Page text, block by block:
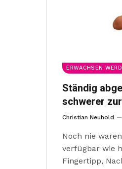
ERWACHSEN
Ständig
schwerer
Christian Neuhold
Noch nie
verfügbar wie
Fingertipp,